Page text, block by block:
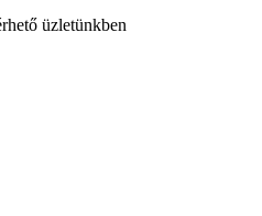
üzletünkben